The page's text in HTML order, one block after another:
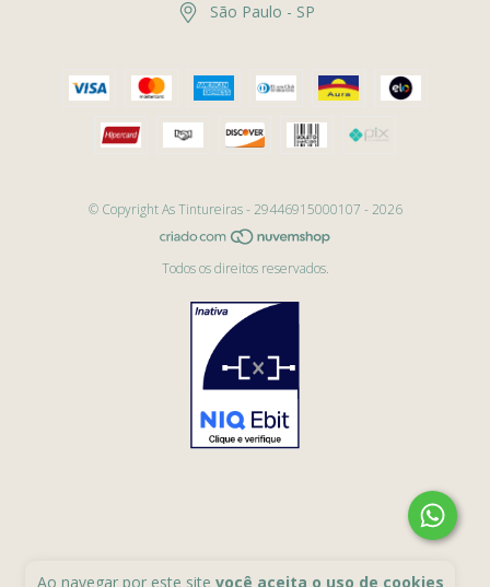
Ao navegar por este site você aceita o uso de cookies
São Paulo - SP
© Copyright As Tintureiras - 29446915000107 - 2026
Todos os direitos reservados.